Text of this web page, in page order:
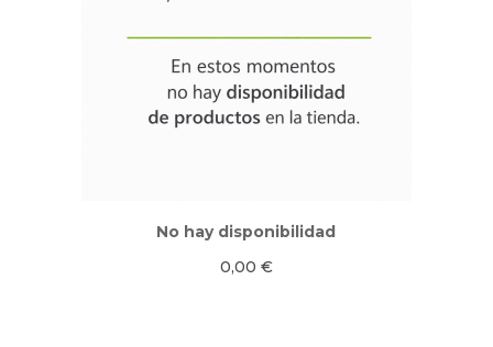
No hay disponibilidad
0,00 €